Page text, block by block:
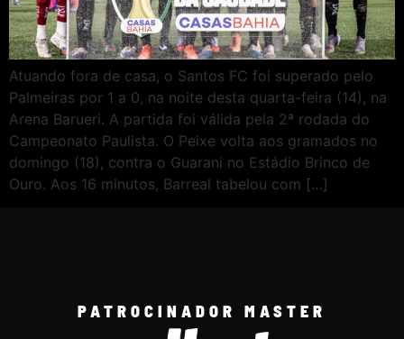
Atuando fora de casa, o Santos FC foi superado pelo
Palmeiras por 1 a 0, na noite desta quarta-feira (14), na
Arena Barueri. A partida foi válida pela 2ª rodada do
Campeonato Paulista. O Peixe volta aos gramados no
domingo (18), contra o Guarani no Estádio Brinco de
Ouro. Aos 16 minutos, Barreal tabelou com […]
PATROCINADOR MASTER